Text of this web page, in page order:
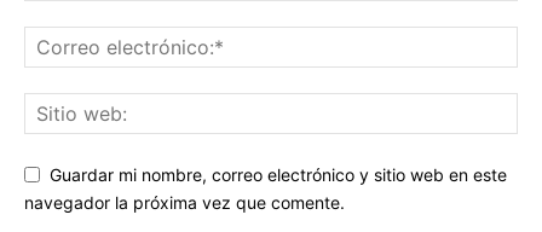
Guardar mi nombre, correo electrónico y sitio web en este
navegador la próxima vez que comente.